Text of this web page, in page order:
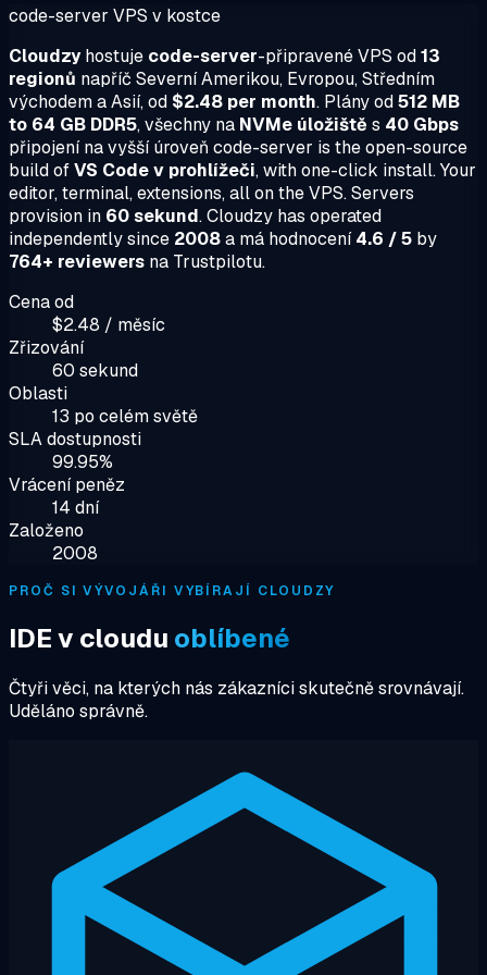
code-server VPS v kostce
Cloudzyhostuje code-server-připravené VPS od13
regionů napříč Severní Amerikou, Evropou, Středním
východem a Asií, od $2.48 per month. Plány od512 MB
to 64 GB DDR5, všechny na NVMe úložiště s 40 Gbps
připojení na vyšší úroveň code-server is the open-source
build ofVS Code v prohlížeči, with one-click install. Your
editor, terminal, extensions, all on the VPS. Servers
provision in 60 sekund. Cloudzy has operated
independently since 2008a má hodnocení4.6 / 5 by
764+ reviewers na Trustpilotu.
Cena od
$2.48 / měsíc
Zřizování
60 sekund
Oblasti
13 po celém světě
SLA dostupnosti
99.95%
Vrácení peněz
14 dní
Založeno
2008
PROČ SI VÝVOJÁŘI VYBÍRAJÍ CLOUDZY
IDE v cloudu oblíbené
Čtyři věci, na kterých nás zákazníci skutečně srovnávají.
Uděláno správně.